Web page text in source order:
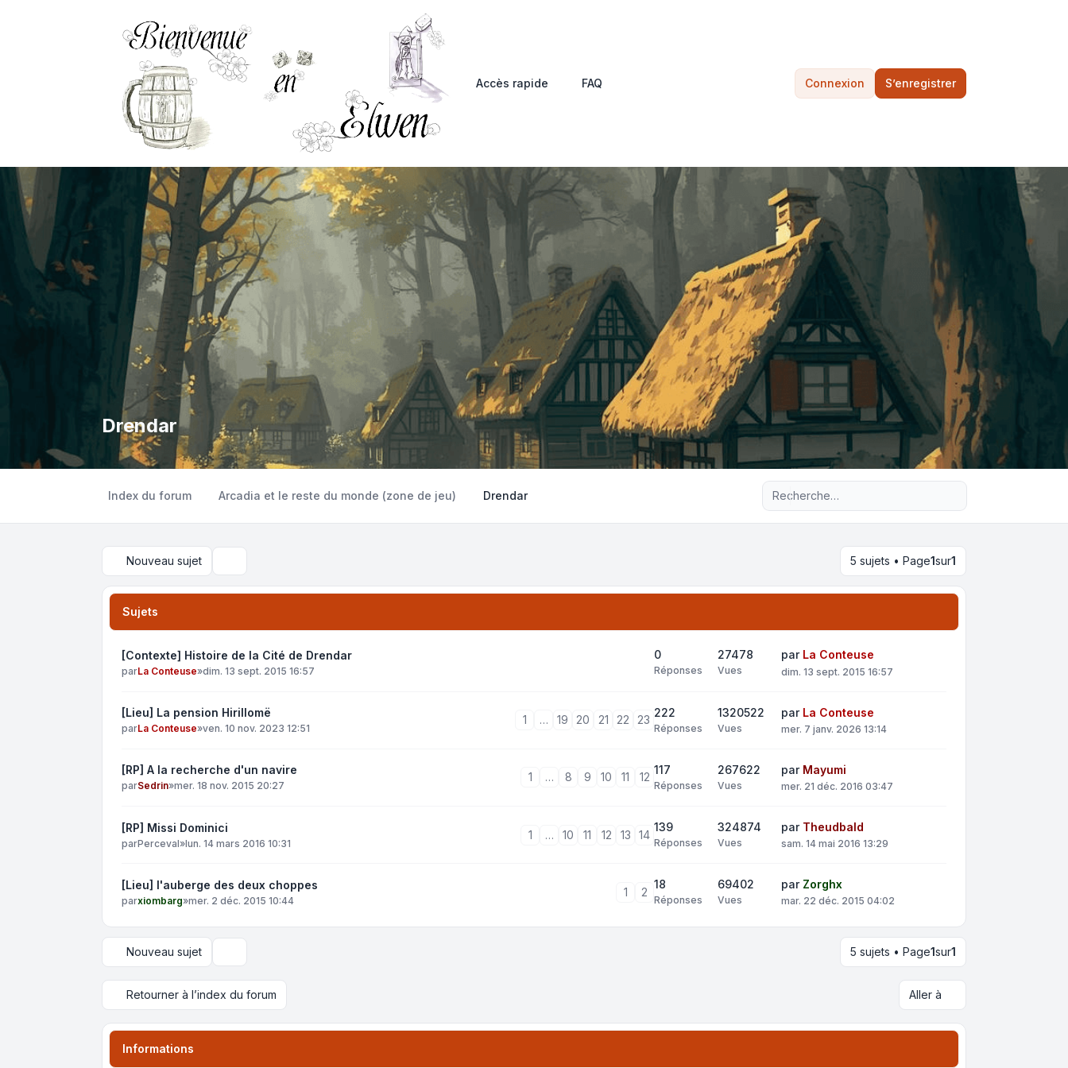
Accès rapide FAQ Connexion S’enregistrer
Drendar
Index du forum Arcadia et le reste du monde (zone de jeu) Drendar Recherche avancée
Nouveau sujet 5 sujets • Page1sur1
Sujets
[Contexte] Histoire de la Cité de Drendar
parLa Conteuse»dim. 13 sept. 2015 16:57
0
Réponses
27478
Vues
par La Conteuse
dim. 13 sept. 2015 16:57
[Lieu] La pension Hirillomë
parLa Conteuse»ven. 10 nov. 2023 12:51
1 … 19 20 21 22 23
222
Réponses
1320522
Vues
par La Conteuse
mer. 7 janv. 2026 13:14
[RP] A la recherche d'un navire
parSedrin»mer. 18 nov. 2015 20:27
1 … 8 9 10 11 12
117
Réponses
267622
Vues
par Mayumi
mer. 21 déc. 2016 03:47
[RP] Missi Dominici
parPerceval»lun. 14 mars 2016 10:31
1 … 10 11 12 13 14
139
Réponses
324874
Vues
par Theudbald
sam. 14 mai 2016 13:29
[Lieu] l'auberge des deux choppes
parxiombarg»mer. 2 déc. 2015 10:44
1 2
18
Réponses
69402
Vues
par Zorghx
mar. 22 déc. 2015 04:02
Nouveau sujet 5 sujets • Page1sur1
Retourner à l’index du forum Aller à
Informations